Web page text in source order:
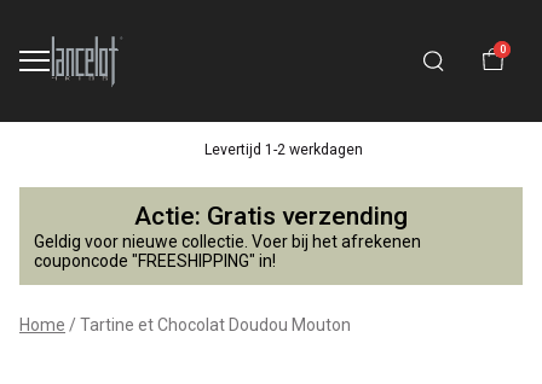
0
Levertijd 1-2 werkdagen
Tartine
et
Chocolat
Doudou
Actie: Gratis verzending
Geldig voor nieuwe collectie. Voer bij het afrekenen
couponcode "FREESHIPPING" in!
Home Tartine et Chocolat Doudou Mouton